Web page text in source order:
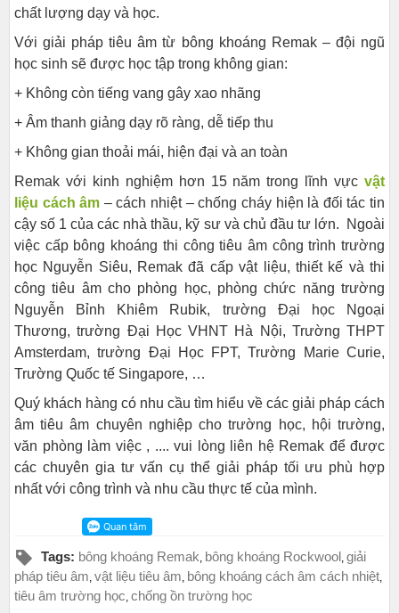
chất lượng dạy và học.
Với giải pháp tiêu âm từ bông khoáng Remak – đội ngũ
học sinh sẽ được học tập trong không gian:
+ Không còn tiếng vang gây xao nhãng
+ Âm thanh giảng dạy rõ ràng, dễ tiếp thu
+ Không gian thoải mái, hiện đại và an toàn
Remak với kinh nghiệm hơn 15 năm trong lĩnh vực vật
liệu cách âm – cách nhiệt – chống cháy hiện là đối tác tin
cậy số 1 của các nhà thầu, kỹ sư và chủ đầu tư lớn. Ngoài
việc cấp bông khoáng thi công tiêu âm công trình trường
học Nguyễn Siêu, Remak đã cấp vật liệu, thiết kế và thi
công tiêu âm cho phòng học, phòng chức năng trường
Nguyễn Bỉnh Khiêm Rubik, trường Đại học Ngoại
Thương, trường Đại Học VHNT Hà Nội, Trường THPT
Amsterdam, trường Đại Học FPT, Trường Marie Curie,
Trường Quốc tế Singapore, …
Quý khách hàng có nhu cầu tìm hiểu về các giải pháp cách
âm tiêu âm chuyên nghiệp cho trường học, hội trường,
văn phòng làm việc , .... vui lòng liên hệ Remak để được
các chuyên gia tư vấn cụ thể giải pháp tối ưu phù hợp
nhất với công trình và nhu cầu thực tế của mình.
Tags: bông khoáng Remak, bông khoáng Rockwool, giải
pháp tiêu âm, vật liệu tiêu âm, bông khoáng cách âm cách nhiệt,
tiêu âm trường học, chống ồn trường học